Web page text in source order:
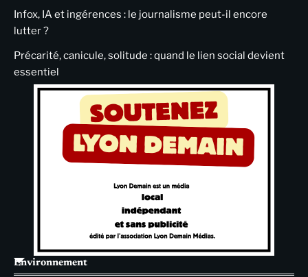
Infox, IA et ingérences : le journalisme peut-il encore
lutter ?
Précarité, canicule, solitude : quand le lien social devient
essentiel
Environnement